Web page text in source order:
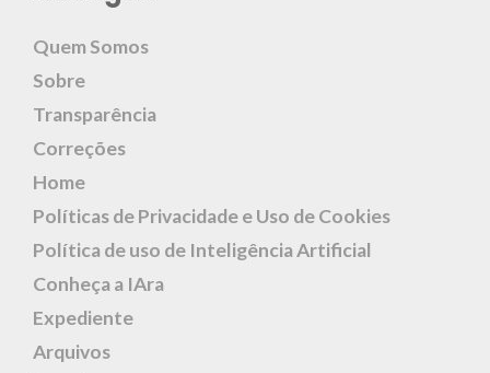
Quem Somos
Sobre
Transparência
Correções
Home
Políticas de Privacidade e Uso de Cookies
Política de uso de Inteligência Artificial
Conheça a IAra
Expediente
Arquivos